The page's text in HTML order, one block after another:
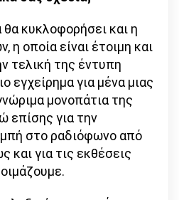
κυκλοφορήσει και η
η οποία είναι έτοιμη και
τελική της έντυπη
εγχείρημα για μένα μιας
μονοπάτια της
επίσης για την
στο ραδιόφωνο από
και για τις εκθέσεις